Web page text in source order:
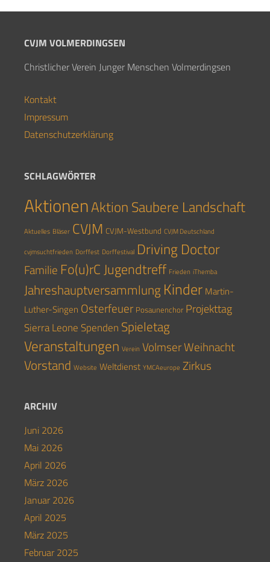
CVJM VOLMERDINGSEN
Christlicher Verein Junger Menschen Volmerdingsen
Kontakt
Impressum
Datenschutzerklärung
SCHLAGWÖRTER
AktionenAktion Saubere Landschaft
Aktuelles Bläser CVJM CVJM-Westbund CVJM Deutschland
cvjmsuchtfrieden Dorffest Dorffestival Driving Doctor
Familie Fo(u)rC Jugendtreff Frieden iThemba
JahreshauptversammlungKinder Martin-
Luther-Singen Osterfeuer Posaunenchor Projekttag
Sierra Leone Spenden Spieletag
Veranstaltungen Verein Volmser Weihnacht
Vorstand Website Weltdienst YMCAeurope Zirkus
ARCHIV
Juni 2026
Mai 2026
April 2026
März 2026
Januar 2026
April 2025
März 2025
Februar 2025